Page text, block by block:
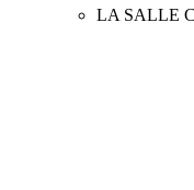
LA SALLE